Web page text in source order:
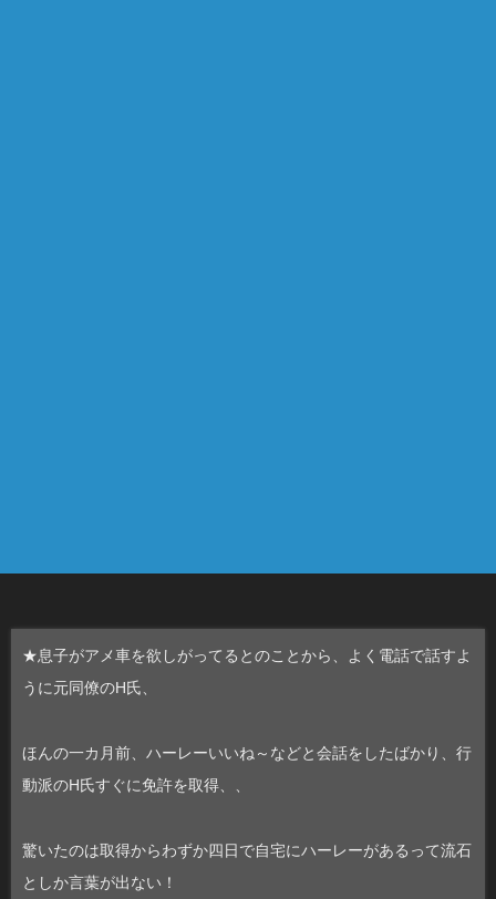
★息子がアメ車を欲しがってるとのことから、よく電話で話すよ
うに元同僚のH氏、
ほんの一カ月前、ハーレーいいね～などと会話をしたばかり、行
動派のH氏すぐに免許を取得、、
驚いたのは取得からわずか四日で自宅にハーレーがあるって流石
としか言葉が出ない！